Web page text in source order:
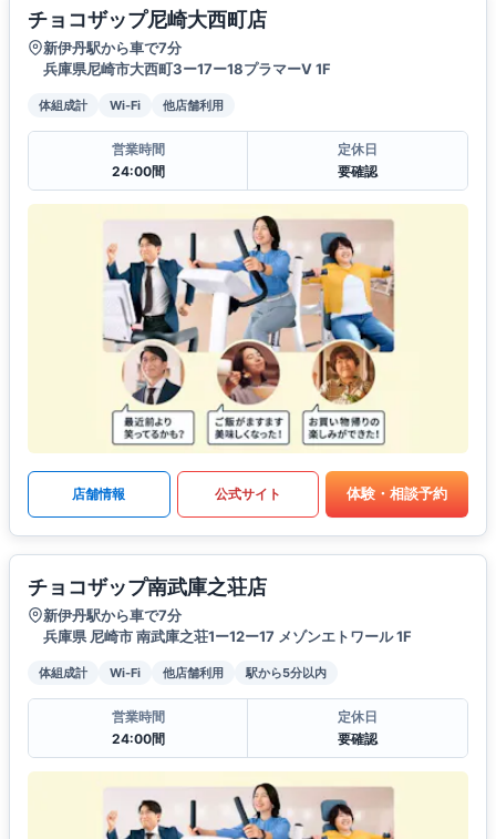
チョコザップ尼崎大西町店
新伊丹駅から車で7分
兵庫県尼崎市大西町3ー17ー18プラマーV 1F
体組成計 Wi-Fi 他店舗利用
営業時間
24:00間
定休日
要確認
店舗情報 公式サイト 体験・相談予約
チョコザップ南武庫之荘店
新伊丹駅から車で7分
兵庫県 尼崎市 南武庫之荘1ー12ー17 メゾンエトワール 1F
体組成計 Wi-Fi 他店舗利用 駅から5分以内
営業時間
24:00間
定休日
要確認